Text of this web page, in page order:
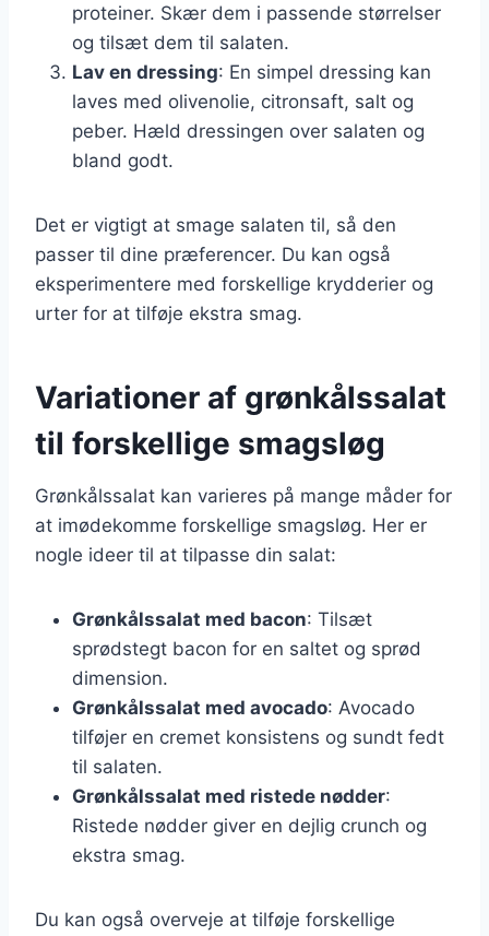
proteiner. Skær dem i passende størrelser
og tilsæt dem til salaten.
Lav en dressing: En simpel dressing kan
laves med olivenolie, citronsaft, salt og
peber. Hæld dressingen over salaten og
bland godt.
Det er vigtigt at smage salaten til, så den
passer til dine præferencer. Du kan også
eksperimentere med forskellige krydderier og
urter for at tilføje ekstra smag.
Variationer af grønkålssalat
til forskellige smagsløg
Grønkålssalat kan varieres på mange måder for
at imødekomme forskellige smagsløg. Her er
nogle ideer til at tilpasse din salat:
Grønkålssalat med bacon: Tilsæt
sprødstegt bacon for en saltet og sprød
dimension.
Grønkålssalat med avocado: Avocado
tilføjer en cremet konsistens og sundt fedt
til salaten.
Grønkålssalat med ristede nødder:
Ristede nødder giver en dejlig crunch og
ekstra smag.
Du kan også overveje at tilføje forskellige